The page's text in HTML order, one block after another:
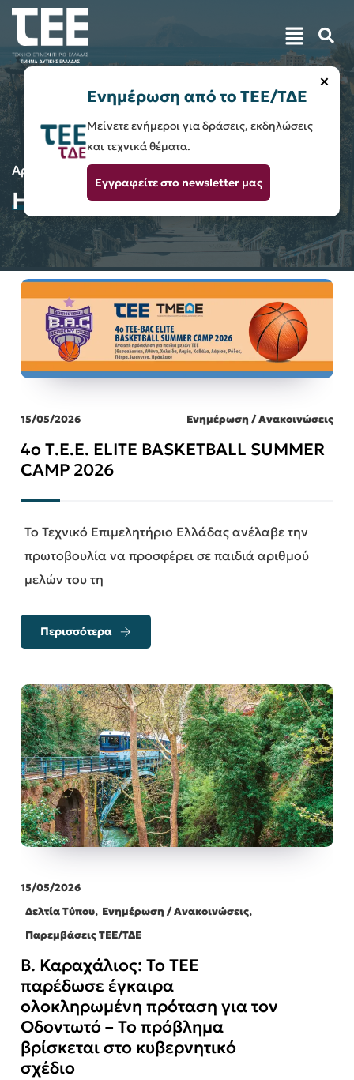
Αρχική 2026
Ημέρα:15 Μαΐου 2026
15/05/2026 Ενημέρωση / Ανακοινώσεις
4ο Τ.Ε.Ε. ELITE BASKETBALL SUMMER
CAMP 2026
Το Τεχνικό Επιμελητήριο Ελλάδας ανέλαβε την
πρωτοβουλία να προσφέρει σε παιδιά αριθμού
μελών του τη
Περισσότερα
15/05/2026
Δελτία Τύπου, Ενημέρωση / Ανακοινώσεις,
Παρεμβάσεις ΤΕΕ/ΤΔΕ
Β. Καραχάλιος: Το ΤΕΕ
παρέδωσε έγκαιρα
ολοκληρωμένη πρόταση για τον
Οδοντωτό – Το πρόβλημα
βρίσκεται στο κυβερνητικό
σχέδιο
×
Ενημέρωση από το ΤΕΕ/ΤΔΕ
Μείνετε ενήμεροι για δράσεις, εκδηλώσεις
και τεχνικά θέματα.
Εγγραφείτε στο newsletter μας